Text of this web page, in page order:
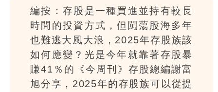
編按：存股是一種買進並持有較長
時間的投資方式，但闖蕩股海多年
也難逃大風大浪，2025年存股族該
如何應變？光是今年就靠著存股暴
賺41％的《今周刊》存股總編謝富
旭分享，2025年的存股族可以從提